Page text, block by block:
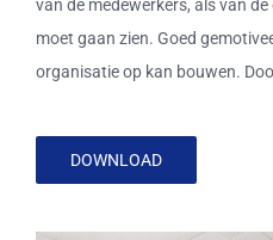
van de medewerkers, als van
moet gaan zien. Goed
organisatie op kan bouwen.
DOWNLOAD